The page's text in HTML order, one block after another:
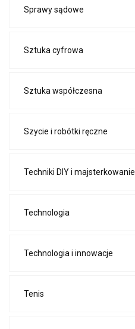
Sprawy sądowe
Sztuka cyfrowa
Sztuka współczesna
Szycie i robótki ręczne
Techniki DIY i majsterkowanie
Technologia
Technologia i innowacje
Tenis